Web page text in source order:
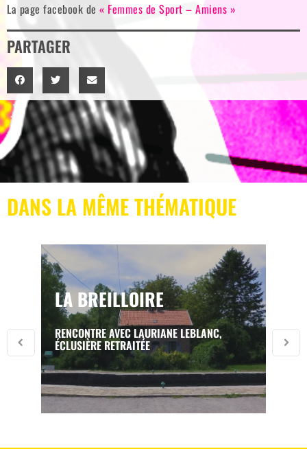
La page facebook de « Femmes de Sport – Amiens »
PARTAGER
DANS LA MÊME THÉMATIQUE
LA BREILLOIRE
RENCONTRE AVEC LAURIANE LEBLANC,
ÉCLUSIÈRE RETRAITÉE